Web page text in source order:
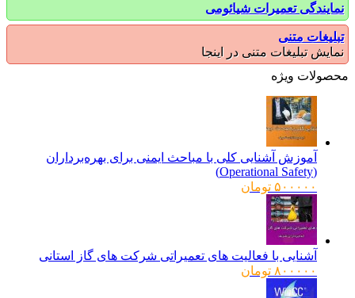
تعمیرات شیائومی
متنی
تبلیغات متنی در اینجا
ویژه
آموزش آشنایی کلی با مباحث ایمنی برای بهره‌برداران
۵۰۰۰۰۰ تومان
آشنایی با فعالیت های تعمیراتی شرکت های گاز استانی
۸۰۰۰۰۰ تومان